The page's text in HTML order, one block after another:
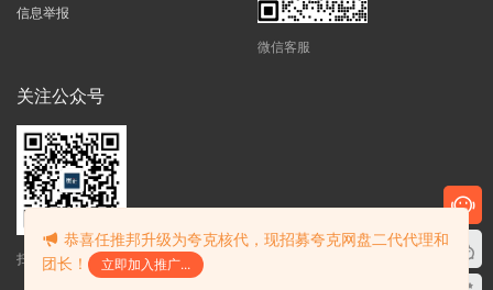
信息举报
微信客服
关注公众号
扫码获得最新资讯
恭喜任推邦升级为夸克核代，现招募夸克网盘二代代理和
团长！
立即加入推广...